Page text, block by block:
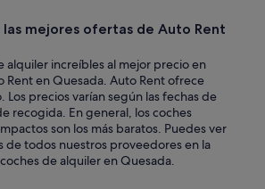
mejores ofertas de Auto Rent
alquiler increíbles al mejor precio en
Rent en Quesada. Auto Rent ofrece
precios varían según las fechas de
recogida. En general, los coches
son los más baratos. Puedes ver
de todos nuestros proveedores en la
de alquiler en Quesada.